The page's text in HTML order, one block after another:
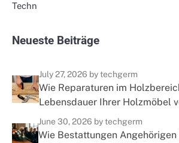
Techn
Neueste Beiträge
July 27, 2026 by techgerm
Wie Reparaturen im
Lebensdauer Ihrer Holzmöbel
June 30, 2026 by techgerm
Wie Bestattungen